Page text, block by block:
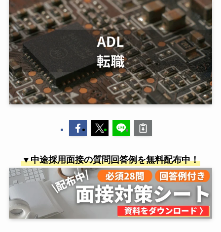
▼中途採用面接の質問回答例を無料配布中！